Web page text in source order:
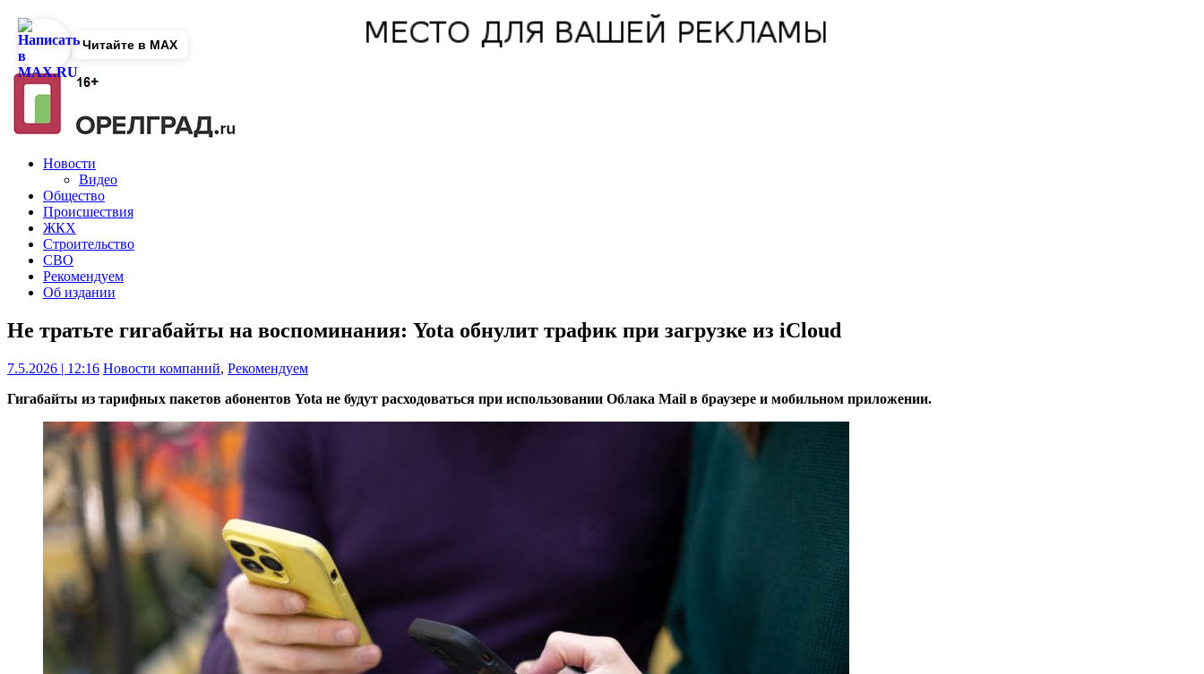
Новости
Видео
Общество
Происшествия
ЖКХ
Строительство
СВО
Рекомендуем
Об издании
Не тратьте гигабайты на воспоминания: Yota обнулит трафик при загрузке из iCloud
7.5.2026 | 12:16 Новости компаний, Рекомендуем
Гигабайты из тарифных пакетов абонентов Yota не будут расходоваться при использовании Облака Mail в браузере и мобильном приложении.
Читайте в MAX